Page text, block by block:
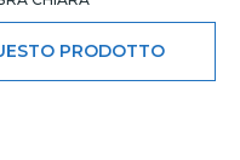
PRODOTTO